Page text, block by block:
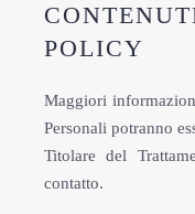
POLICY
Maggiori
Personali potranno
Titolare del
contatto.